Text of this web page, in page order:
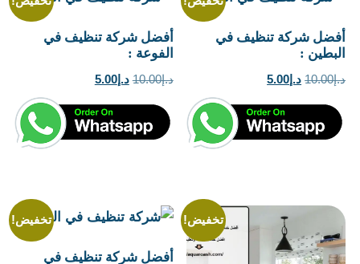
أفضل شركة تنظيف في
البطين :
د.إ10.00 السعر
هو:
د.إ10.00.
د.إ 5.00السعر
هو:
د.إ5.00.
أفضل شركة تنظيف في
الفوعة :
د.إ10.00 السعر
هو:
د.إ10.00.
د.إ5.00السعر
هو:
د.إ5.00.
تخفيض! تخفيض!
أفضل شركة تنظيف في